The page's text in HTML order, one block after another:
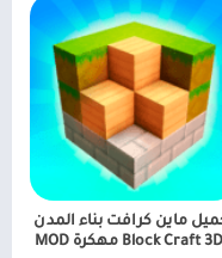
ماين كرافت بناء المدن